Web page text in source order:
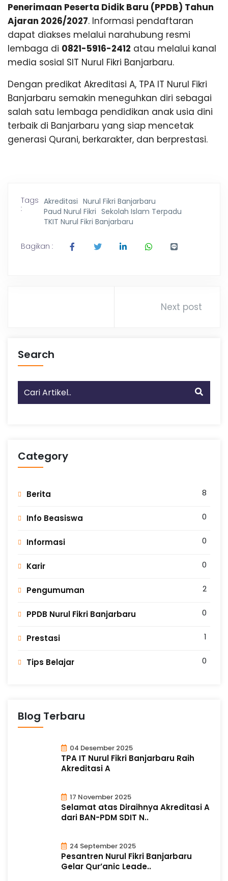
Penerimaan Peserta Didik Baru (PPDB) Tahun
Ajaran 2026/2027. Informasi pendaftaran
dapat diakses melalui narahubung resmi
lembaga di 0821-5916-2412 atau melalui kanal
media sosial SIT Nurul Fikri Banjarbaru.
Dengan predikat Akreditasi A, TPA IT Nurul Fikri
Banjarbaru semakin meneguhkan diri sebagai
salah satu lembaga pendidikan anak usia dini
terbaik di Banjarbaru yang siap mencetak
generasi Qurani, berkarakter, dan berprestasi.
Tags
:
Akreditasi Nurul Fikri Banjarbaru
Paud Nurul Fikri Sekolah Islam Terpadu
TKIT Nurul Fikri Banjarbaru
Bagikan :
Next post
Search
Category
Berita 8
Info Beasiswa 0
Informasi 0
Karir 0
Pengumuman 2
PPDB Nurul Fikri Banjarbaru 0
Prestasi 1
Tips Belajar 0
Blog Terbaru
04 Desember 2025
TPA IT Nurul Fikri Banjarbaru Raih
Akreditasi A
17 November 2025
Selamat atas Diraihnya Akreditasi A
dari BAN-PDM SDIT N..
24 September 2025
Pesantren Nurul Fikri Banjarbaru
Gelar Qur’anic Leade..